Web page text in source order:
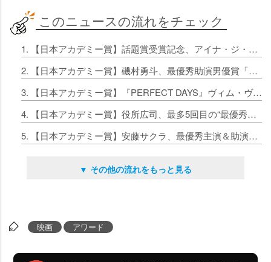
このニュースの流れをチェック
1. 【日本アカデミー賞】話題賞受賞記念、アイナ・ジ・エンド、松村北斗らのスペシャルインタビューOA
2. 【日本アカデミー賞】磯村勇斗、最優秀助演男優賞「地に足をつけてスクリーンで生きていきたい」
3. 【日本アカデミー賞】『PERFECT DAYS』ヴィム・ヴェンダース、外国籍監督が初受賞
4. 【日本アカデミー賞】役所広司、最多5回目の“最優秀賞”受賞「ゴジラの牙を抜いた感じ」
5. 【日本アカデミー賞】安藤サクラ、最優秀主演＆助演女優賞、10年ぶりダブル受賞の快挙
▼ その他の流れをもっと見る
映画 アワード